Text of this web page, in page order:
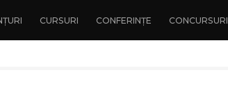
CURSURI CONFERINȚE CONCURSURI